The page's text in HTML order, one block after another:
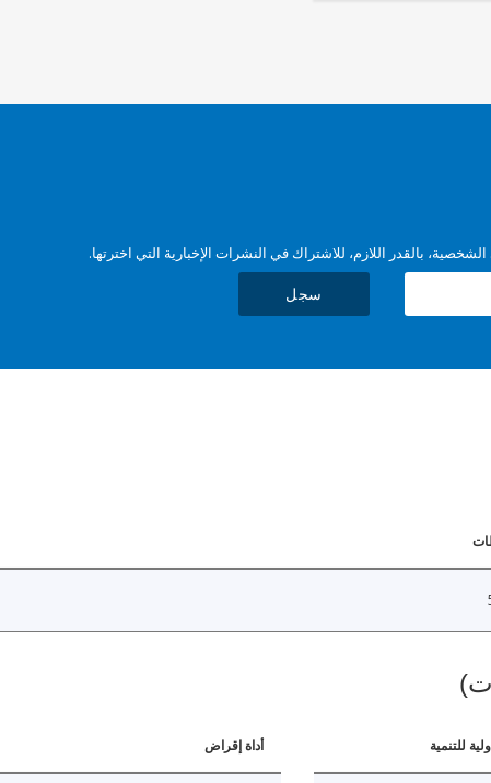
بالقدر اللازم، للاشتراك في النشرات الإخبارية التي اخترتها.
سجل
للتنمية أداة إقراض